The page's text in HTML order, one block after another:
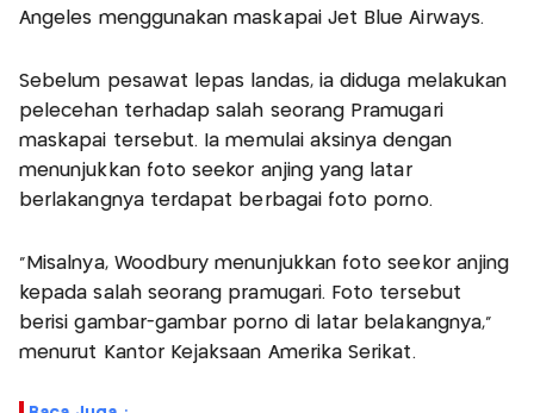
Angeles menggunakan maskapai Jet Blue Airways.
Sebelum pesawat lepas landas, ia diduga melakukan
pelecehan terhadap salah seorang Pramugari
maskapai tersebut. Ia memulai aksinya dengan
menunjukkan foto seekor anjing yang latar
berlakangnya terdapat berbagai foto porno.
"Misalnya, Woodbury menunjukkan foto seekor anjing
kepada salah seorang pramugari. Foto tersebut
berisi gambar-gambar porno di latar belakangnya,"
menurut Kantor Kejaksaan Amerika Serikat.